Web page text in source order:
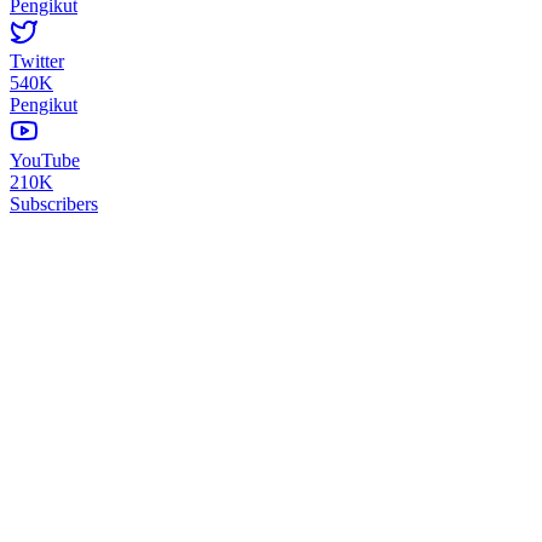
Pengikut
Twitter
540K
Pengikut
YouTube
210K
Subscribers